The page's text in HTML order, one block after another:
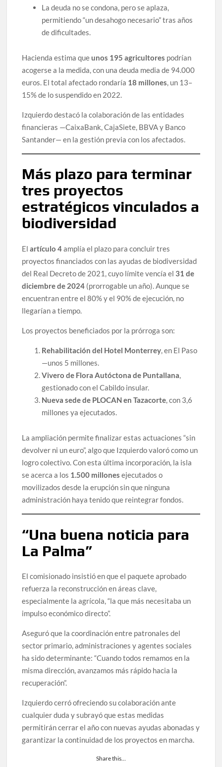
La deuda no se condona, pero se aplaza,
permitiendo “un desahogo necesario” tras años
de dificultades.
Hacienda estima queunos 195 agricultores podrían
acogerse a la medida, con una deuda media de 94.000
euros. El total afectado rondaría 18 millones, un 13–
15% de lo suspendido en 2022.
Izquierdo destacó la colaboración de las entidades
financieras —CaixaBank, CajaSiete, BBVA y Banco
Santander— en la gestión previa con los afectados.
Más plazo para terminar
tres proyectos
estratégicos vinculados a
biodiversidad
Elartículo 4amplía el plazo para concluir tres
proyectos financiados con las ayudas de biodiversidad
del Real Decreto de 2021, cuyo límite vencía el 31 de
diciembre de 2024 (prorrogable un año). Aunque se
encuentran entre el 80% y el 90% de ejecución, no
llegarían a tiempo.
Los proyectos beneficiados por la prórroga son:
Rehabilitación del Hotel Monterrey, en El Paso
—unos 5 millones.
Vivero de Flora Autóctona de Puntallana,
gestionado con el Cabildo insular.
Nueva sede de PLOCAN en Tazacorte, con 3,6
millones ya ejecutados.
La ampliación permite finalizar estas actuaciones “sin
devolver ni un euro”, algo que Izquierdo valoró como un
logro colectivo. Con esta última incorporación, la isla
se acerca a los 1.500 millones ejecutados o
movilizados desde la erupción sin que ninguna
administración haya tenido que reintegrar fondos.
“Una buena noticia para
La Palma”
El comisionado insistió en que el paquete aprobado
refuerza la reconstrucción en áreas clave,
especialmente la agrícola, “la que más necesitaba un
impulso económico directo”.
Aseguró que la coordinación entre patronales del
sector primario, administraciones y agentes sociales
ha sido determinante: “Cuando todos remamos en la
misma dirección, avanzamos más rápido hacia la
recuperación”.
Izquierdo cerró ofreciendo su colaboración ante
cualquier duda y subrayó que estas medidas
permitirán cerrar el año con nuevas ayudas abonadas y
garantizar la continuidad de los proyectos en marcha.
Share this…